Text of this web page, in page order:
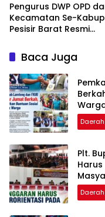
Pengurus DWP OPD
Kecamatan Se-
Pesisir Barat Resmi
Baca Juga
Daerah
Plt.
Daerah